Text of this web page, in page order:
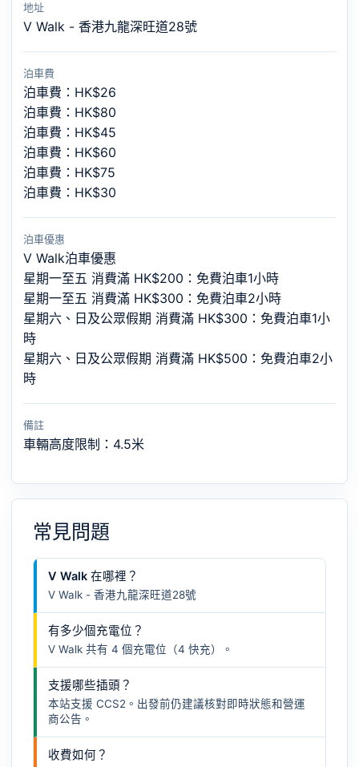
地址
V Walk - 香港九龍深旺道28號
泊車費
泊車費：HK$26
泊車費：HK$80
泊車費：HK$45
泊車費：HK$60
泊車費：HK$75
泊車費：HK$30
泊車優惠
V Walk泊車優惠
星期一至五 消費滿 HK$200：免費泊車1小時
星期一至五 消費滿 HK$300：免費泊車2小時
星期六、日及公眾假期 消費滿 HK$300：免費泊車1小
時
星期六、日及公眾假期 消費滿 HK$500：免費泊車2小
時
備註
車輛高度限制：4.5米
常見問題
V Walk 在哪裡？
V Walk - 香港九龍深旺道28號
有多少個充電位？
V Walk 共有 4 個充電位（4 快充）。
支援哪些插頭？
本站支援 CCS2。出發前仍建議核對即時狀態和營運
商公告。
收費如何？